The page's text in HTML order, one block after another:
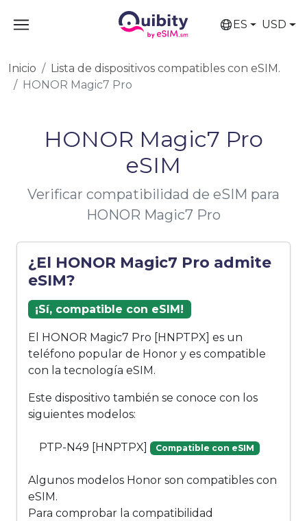
ES USD
Inicio
Lista de dispositivos compatibles con eSIM.
HONOR Magic7 Pro
HONOR Magic7 Pro
eSIM
Verificar compatibilidad de eSIM para
HONOR Magic7 Pro
¿El HONOR Magic7 Pro admite
eSIM?
¡Sí, compatible con eSIM!
El HONOR Magic7 Pro [HNPTPX] es un
teléfono popular de Honor y es compatible
con la tecnología eSIM.
Este dispositivo también se conoce con los
siguientes modelos:
PTP-N49 [HNPTPX] Compatible con eSIM
Algunos modelos Honor son compatibles con
eSIM.
Para comprobar la compatibilidad